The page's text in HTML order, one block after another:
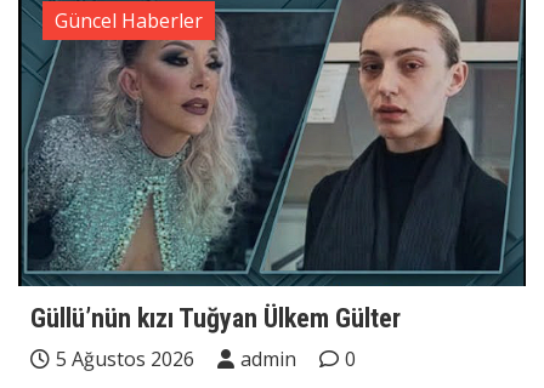
Güncel Haberler
Güllü’nün kızı Tuğyan Ülkem Gülter
5 Ağustos 2026 admin
0